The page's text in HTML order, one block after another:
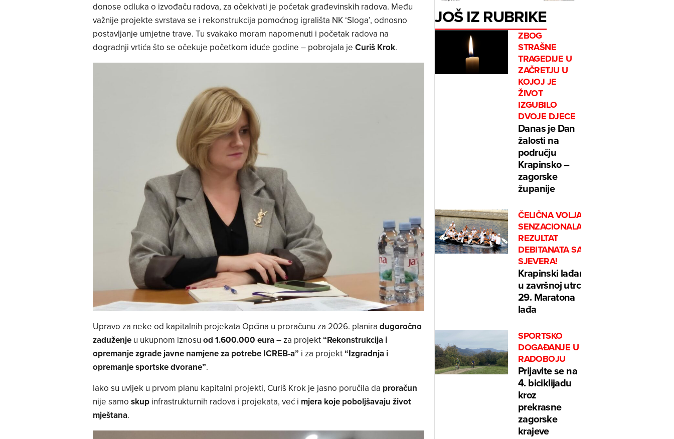
donose odluka o izvođaču radova, za očekivati je početak građevinskih radova. Među
važnije projekte svrstava se i rekonstrukcija pomoćnog igrališta NK ‘Sloga’, odnosno
postavljanje umjetne trave. Tu svakako moram napomenuti i početak radova na
dogradnji vrtića što se očekuje početkom iduće godine – pobrojala je Curiš Krok.
Upravo za neke od kapitalnih projekata Općina u proračunu za 2026. planira dugoročno
zaduženjeu ukupnom iznosu od 1.600.000 eura– za projekt“Rekonstrukcija i
opremanje zgrade javne namjene za potrebe ICREB-a” i za projekt“Izgradnja i
opremanje sportske dvorane”.
Iako su uvijek u prvom planu kapitalni projekti, Curiš Krok je jasno poručila da proračun
nije samo skupinfrastrukturnih radova i projekata, već i mjera koje poboljšavaju život
mještana.
JOŠ IZ RUBRIKE
ZBOG
STRAŠNE
TRAGEDIJE U
ZAČRETJU U
KOJOJ JE
ŽIVOT
IZGUBILO
DVOJE DJECE
Danas je Dan
žalosti na
području
Krapinsko –
zagorske
županije
ČELIČNA VOLJA I
SENZACIONALAN
REZULTAT
DEBITANATA SA
SJEVERA!
Krapinski lađari
u završnoj utrci
29. Maratona
lađa
SPORTSKO
DOGAĐANJE U
RADOBOJU
Prijavite se na
4. biciklijadu
kroz
prekrasne
zagorske
krajeve